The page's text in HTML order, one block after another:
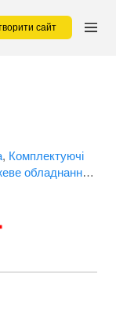
сайт
Комплектуючі
обладнання